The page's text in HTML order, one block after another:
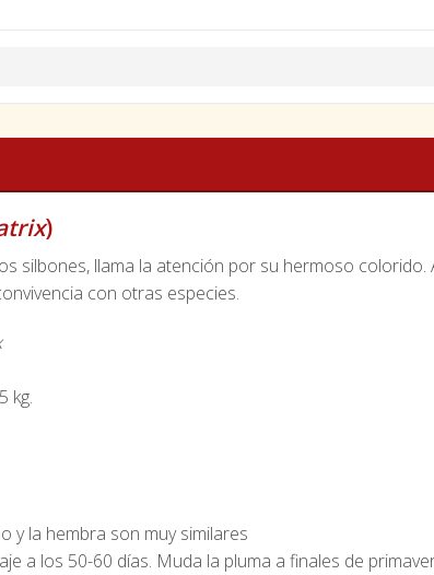
)
silbones, llama la atención por su hermoso colorido.
con otras especies.
kg.
y la hembra son muy similares
a los 50-60 días. Muda la pluma a finales de